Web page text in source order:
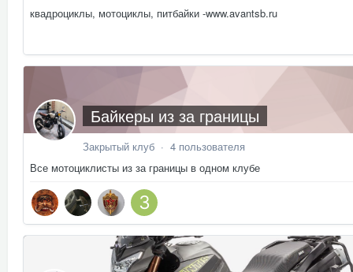
квадроциклы, мотоциклы, питбайки -www.avantsb.ru
Байкеры из за границы
Закрытый клуб · 4 пользователя
Все мотоциклисты из за границы в одном клубе